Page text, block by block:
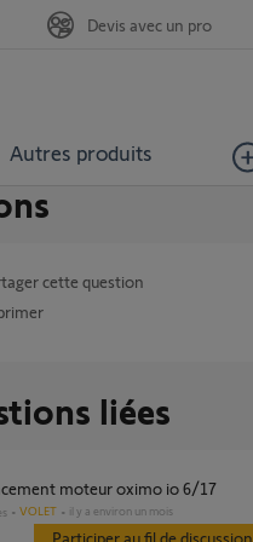
Autres produits
Devis avec un pro
cette question
liées
moteur oximo io 6/17
VOLET il y a environ un mois
Participer au fil de discussion